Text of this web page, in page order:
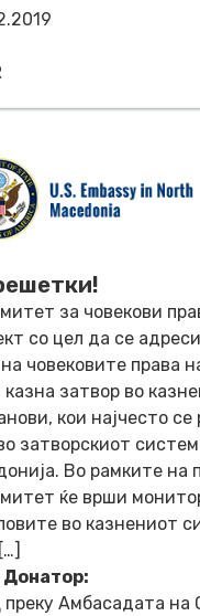
за човекови
со цел да се
човековите права
затвор во
кои најчесто се
затворскиот
Во рамките на
ќе врши
во казнениот
Донатор:
Амбасадата на